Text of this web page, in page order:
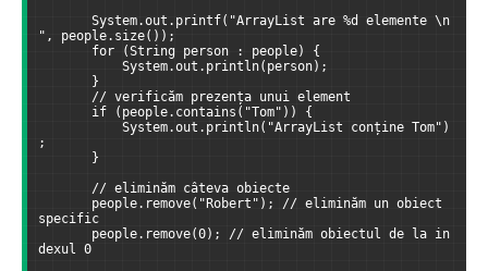
System.out.printf("ArrayList are %d elemente \n
", people.size());
for (String person : people) {
System.out.println(person);
}
// verificăm prezența unui element
if (people.contains("Tom")) {
System.out.println("ArrayList conține Tom")
;
}
// eliminăm câteva obiecte
people.remove("Robert"); // eliminăm un obiect
specific
people.remove(0); // eliminăm obiectul de la in
dexul 0